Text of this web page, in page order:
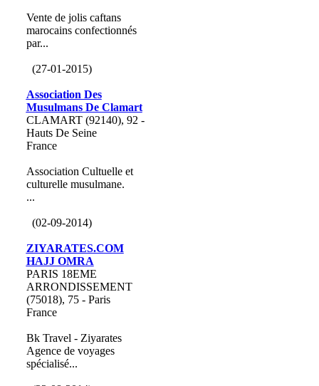
Vente de jolis caftans
marocains confectionnés
par...
(27-01-2015)
Association Des
Musulmans De Clamart
CLAMART (92140), 92 -
Hauts De Seine
France
Association Cultuelle et
culturelle musulmane.
...
(02-09-2014)
ZIYARATES.COM
HAJJ OMRA
PARIS 18EME
ARRONDISSEMENT
(75018), 75 - Paris
France
Bk Travel - Ziyarates
Agence de voyages
spécialisé...